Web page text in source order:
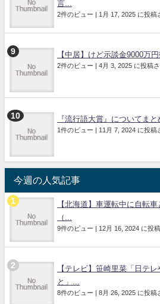
言...
2件のビュー 1月 17, 2025 に投稿
【中居】けど示談金9000万
2件のビュー 4月 3, 2025 に投稿
『流行語大賞』についてまと
1件のビュー 11月 7, 2024 に投稿
今週の人気記事
【北海道】車運転中に自転
（...
9件のビュー 12月 16, 2024 に投
【テレビ】笹崎里菜「日テ
と」...
8件のビュー 8月 26, 2025 に投稿